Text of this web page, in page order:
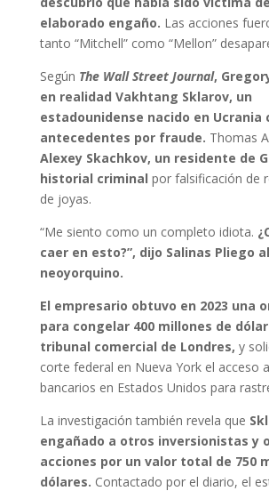
elaborado engaño. Las acciones
tanto “Mitchell” como “Mellon”
Según The Wall Street Journal,
en realidad Vakhtang Sklarov, un
estadounidense nacido en Ucrania
antecedentes por fraude. Thomas
Alexey Skachkov, un residente de
historial criminal por falsificación de
de joyas.
“Me siento como un completo idiota.
caer en esto?”, dijo Salinas Pliego
neoyorquino.
El empresario obtuvo en 2023 una
para congelar 400 millones de
tribunal comercial de Londres, y
corte federal en Nueva York el acceso
bancarios en Estados Unidos para
La investigación también revela que
engañado a otros inversionistas y
acciones por un valor total de 750
dólares. Contactado por el diario, el